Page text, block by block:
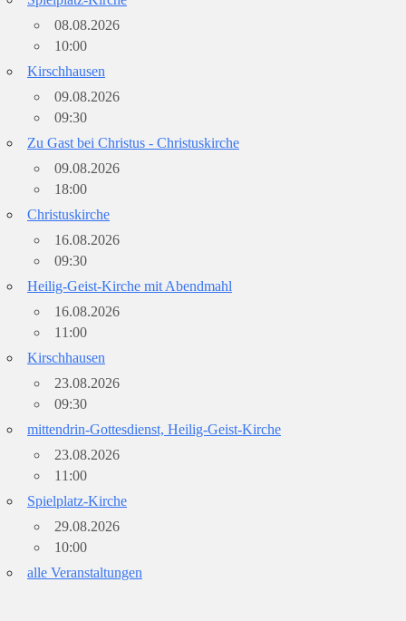
08.08.2026
10:00
Kirschhausen
09.08.2026
09:30
Zu Gast bei Christus - Christuskirche
09.08.2026
18:00
Christuskirche
16.08.2026
09:30
Heilig-Geist-Kirche mit Abendmahl
16.08.2026
11:00
Kirschhausen
23.08.2026
09:30
mittendrin-Gottesdienst, Heilig-Geist-Kirche
23.08.2026
11:00
Spielplatz-Kirche
29.08.2026
10:00
alle Veranstaltungen